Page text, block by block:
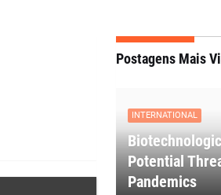
Postagens Mais
INTERNATIONAL
Potential
Pandemics